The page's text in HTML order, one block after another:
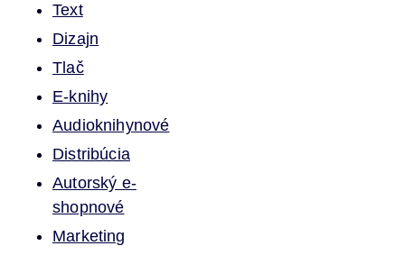
Text
Dizajn
Tlač
E-knihy
Audioknihynové
Distribúcia
Autorský e-
shopnové
Marketing